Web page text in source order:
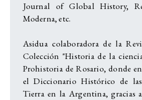
Journal of Global History,
Moderna, etc.
Asidua colaboradora de la
Colección "Historia de la
Prohistoria de Rosario, donde
el Diccionario Histórico de
Tierra en la Argentina, gracias